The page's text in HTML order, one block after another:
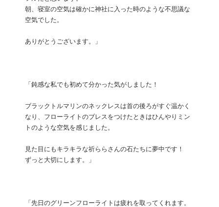
朝、寝室の空気は確かに神社に入った時のような不思議な
空気でした。
ありがとうございます。」
「鈍感な私でも初めて分かった気がしました！
ブラックトルマリンのネックレスは首の後ろがすぐ温かく
なり、フローライトのブレスをつけたときはひんやりミン
トのような空気を感じました。
見た目にもキラキラな祈ららさんの石たちに夢中です！
ずっと大切にします。」
「先日のグリーンフローライトは疲れを取ってくれます。